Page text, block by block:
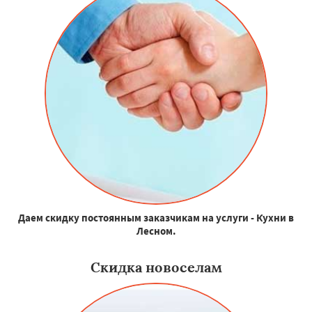
Даем скидку постоянным заказчикам на услуги - Кухни в
Лесном.
Скидка новоселам